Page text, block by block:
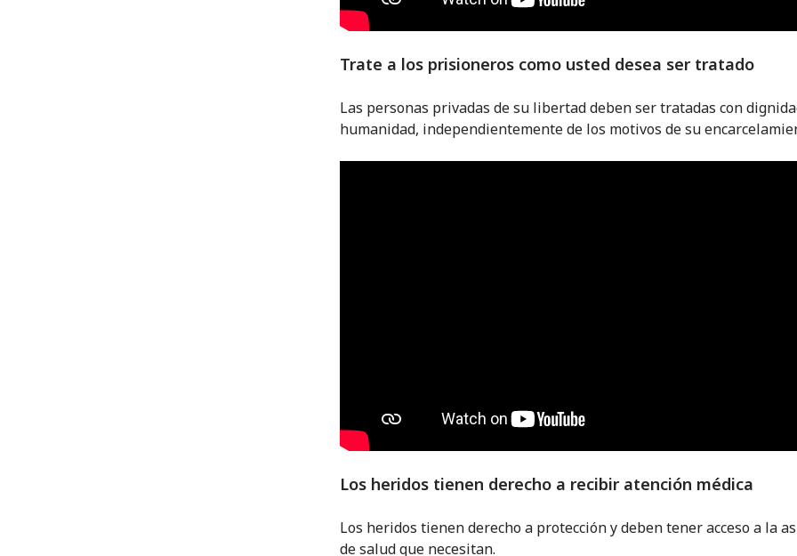
Trate a los prisioneros como usted desea ser tratado
Las personas privadas de su libertad deben ser tratadas con
humanidad, independientemente de los motivos de su
Los heridos tienen derecho a recibir atención médica
Los heridos tienen derecho a protección y deben tener acceso a la
de salud que necesitan.